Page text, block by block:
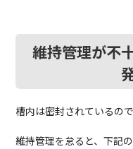
維持管理が不
槽内は密封されているの
維持管理を怠ると、下記